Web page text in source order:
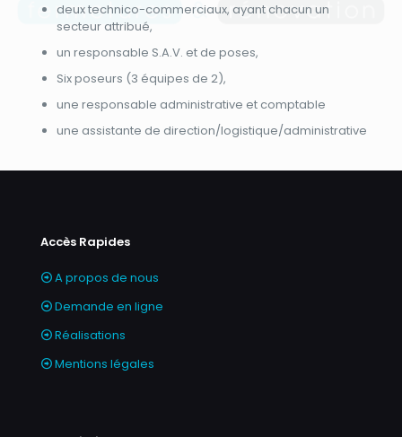
deux technico-commerciaux, ayant chacun un
secteur attribué,
un responsable S.A.V. et de poses,
Six poseurs (3 équipes de 2),
une responsable administrative et comptable
une assistante de direction/logistique/administrative
Accès Rapides
A propos de nous
Demande en ligne
Réalisations
Mentions légales